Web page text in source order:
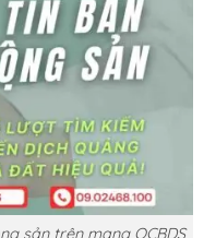
sản trên mạng QCBDS